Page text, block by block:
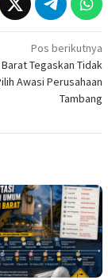
Pos berikutnya
Barat Tegaskan Tidak
Awasi Perusahaan
Tambang